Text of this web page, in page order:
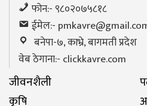
फोन:- ९८०२०७५८१८
ईमेल:-
बनेपा-७, काभ्रे, बागमती प्रदेश
वेब ठेगाना:- clickkavre.com
जीवनशैली
कृषि